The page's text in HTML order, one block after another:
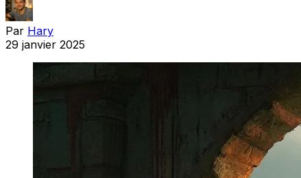
Par Hary
29 janvier 2025